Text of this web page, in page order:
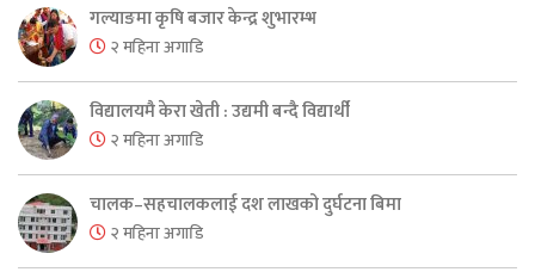
गल्याङमा कृषि बजार केन्द्र शुभारम्भ
२ महिना अगाडि
विद्यालयमै केरा खेती : उद्यमी बन्दै विद्यार्थी
२ महिना अगाडि
चालक–सहचालकलाई दश लाखको दुर्घटना बिमा
२ महिना अगाडि